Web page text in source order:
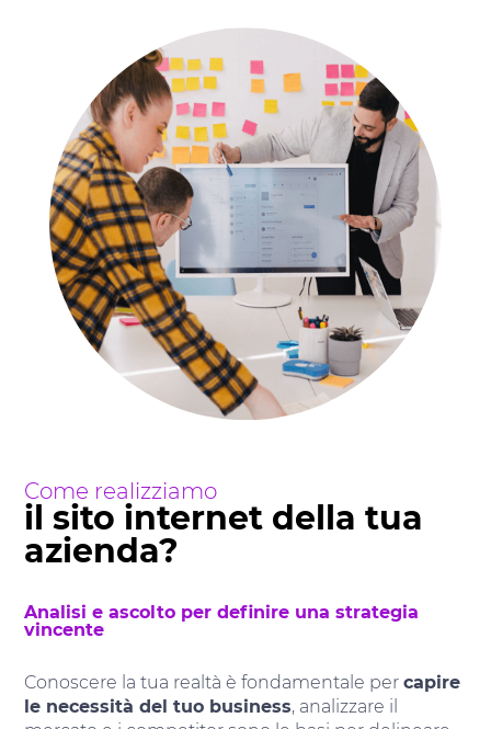
Come realizziamo
il sito internet della tua
azienda?
Analisi e ascolto per definire una strategia
vincente
Conoscere la tua realtà è fondamentale percapire
le necessità del tuo business, analizzare il